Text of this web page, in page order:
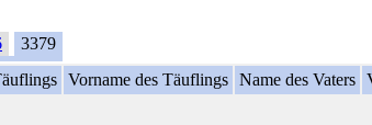
3379
Vorname des Täuflings Name des Vaters